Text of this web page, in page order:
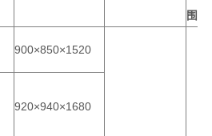
围
900×850×1520
920×940×1680